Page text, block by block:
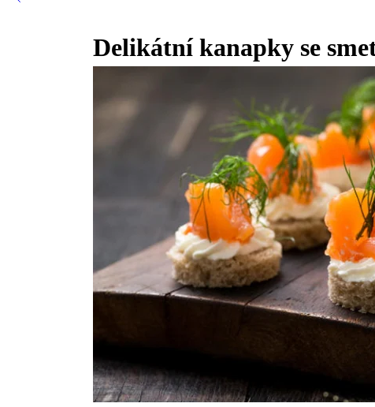
Delikátní kanapky se